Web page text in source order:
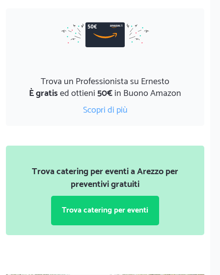
Trova un Professionista su Ernesto
È gratised ottieni50€in Buono Amazon
Scopri di più
Trova catering per eventi a Arezzo per
preventivi gratuiti
Trova catering per eventi